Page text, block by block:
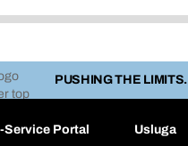
PUSHING THE LIMITS.
Service Portal
Usluga